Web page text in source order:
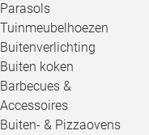
Parasols
Tuinmeubelhoezen
Buitenverlichting
Buiten koken
Barbecues &
Accessoires
Buiten- & Pizzaovens